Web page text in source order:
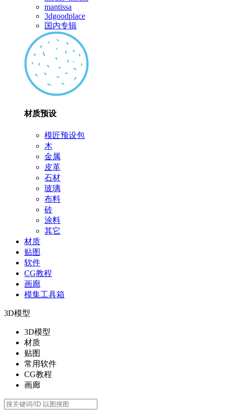
mantissa
3dgoodplace
国内专辑
材质预设
模匠预设包
木
金属
皮革
石材
玻璃
布料
砖
涂料
其它
材质
贴图
软件
CG教程
画廊
模集工具箱
3D模型
3D模型
材质
贴图
常用软件
CG教程
画廊